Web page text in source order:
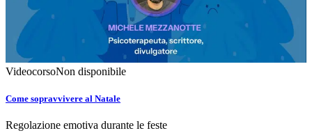
VideocorsoNon disponibile
Come sopravvivere al Natale
Regolazione emotiva durante le feste